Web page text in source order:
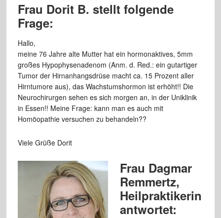
Frau Dorit B. stellt folgende
Frage:
Hallo,
meine 76 Jahre alte Mutter hat ein hormonaktives, 5mm
großes Hypophysenadenom (Anm. d. Red.: ein gutartiger
Tumor der Hirnanhangsdrüse macht ca. 15 Prozent aller
Hirntumore aus), das Wachstumshormon ist erhöht!! Die
Neurochirurgen sehen es sich morgen an, in der Uniklinik
in Essen!! Meine Frage: kann man es auch mit
Homöopathie versuchen zu behandeln??
Viele Grüße Dorit
Frau Dagmar
Remmertz,
Heilpraktikerin
antwortet: